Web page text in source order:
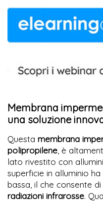
Membrana
una soluzione
Questa membrana
polipropilene , è
lato rivestito con
superficie in alluminio
bassa, il che consente
radiazioni infrarosse.